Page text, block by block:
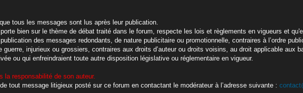
tous les messages sont lus après leur publication.
bien sur le thème de débat traité dans le forum, respecte les lois et règlements en vigueurs et
des messages redondants, de nature publicitaire ou promotionnelle, contraires à l’ordre
injurieux ou grossiers, contraires aux droits d’auteur ou droits voisins, au droit applicable aux
ou qui enfreindraient toute autre disposition législative ou réglementaire en vigueur.
la responsabilité de son auteur.
tout message litigieux posté sur ce forum en contactant le modérateur à l’adresse suivante :